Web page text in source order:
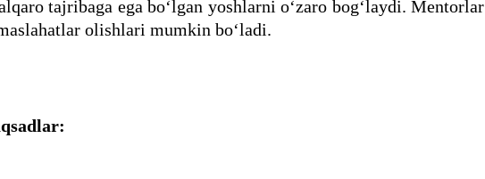
tajribaga ega bo‘lgan yoshlarni o‘zaro bog‘laydi. Mentorlar
olishlari mumkin bo‘ladi.